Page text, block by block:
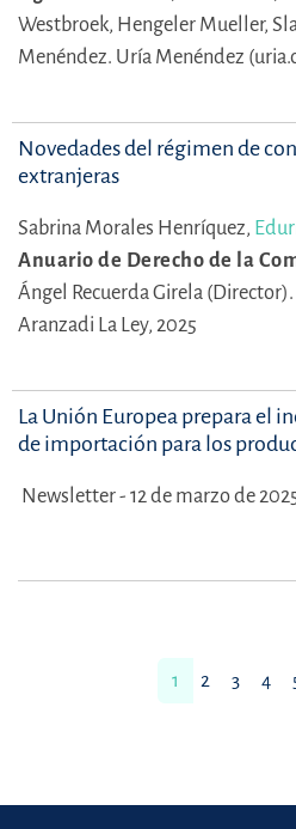
Westbroek, Hengeler Mueller,
Menéndez. Uría Menéndez
Novedades del régimen de
extranjeras
Sabrina Morales Henríquez,
Anuario de Derecho de la
Ángel Recuerda Girela (Director).
Aranzadi La Ley, 2025
La Unión Europea prepara el
de importación para los
Newsletter - 12 de marzo de
1 2 3 4